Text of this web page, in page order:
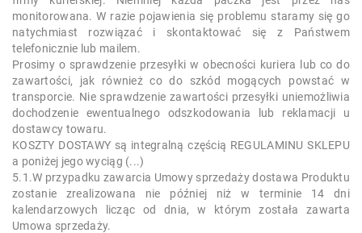
monitorowana. W razie pojawienia się problemu staramy się go
natychmiast rozwiązać i skontaktować się z Państwem
telefonicznie lub mailem.
Prosimy o sprawdzenie przesyłki w obecności kuriera lub co do
zawartości, jak również co do szkód mogących powstać w
transporcie. Nie sprawdzenie zawartości przesyłki uniemożliwia
dochodzenie ewentualnego odszkodowania lub reklamacji u
dostawcy towaru.
KOSZTY DOSTAWY są integralną częścią REGULAMINU SKLEPU
a poniżej jego wyciąg (...)
5.1.W przypadku zawarcia Umowy sprzedaży dostawa Produktu
zostanie zrealizowana nie później niż w terminie 14 dni
kalendarzowych licząc od dnia, w którym została zawarta
Umowa sprzedaży.